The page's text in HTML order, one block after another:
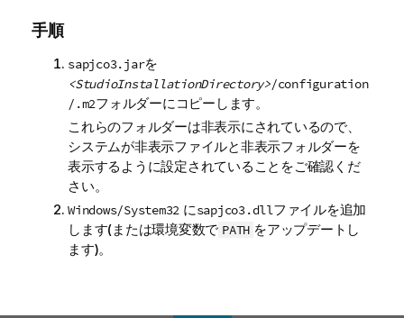
手順
sapjco3.jarを
<StudioInstallationDirectory>/configuration
/.m2フォルダーにコピーします。
これらのフォルダーは非表示にされているので、
システムが非表示ファイルと非表示フォルダーを
表示するように設定されていることをご確認くだ
さい。
Windows/System32 にsapjco3.dllファイルを追加
します(または環境変数で PATH をアップデートし
ます)。